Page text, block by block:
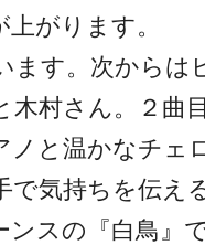
がります。
ます。次から
木村さん。２曲
ノと温かなチェ
で気持ちを伝え
ンスの『白鳥』